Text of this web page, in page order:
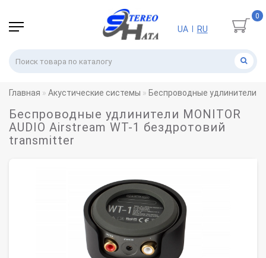
0
UA RU
Главная Акустические системы Беспроводные удлинители
Беспроводные удлинители MONITOR
AUDIO Airstream WT-1 бездротовий
transmitter